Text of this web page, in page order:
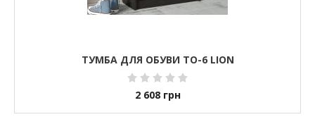
ТУМБА ДЛЯ ОБУВИ ТО-6 LION
2 608 грн